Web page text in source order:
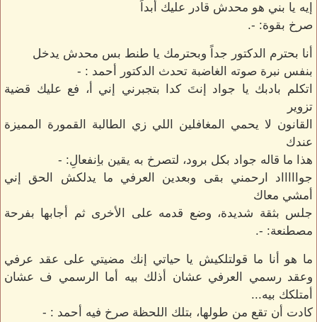
إيه يا بني هو محدش قادر عليك أبداً
صرخ بقوة: -.
أنا بحترم الدكتور جداً وبحترمك يا طنط بس محدش يدخل
بنفس نبرة صوته الغاضبة تحدث الدكتور أحمد : -
اتكلم بادبك يا جواد إنتَ كدا بتجبرني إني أ، فع عليك قضية
تزوير
القانون لا يحمي المغافلين اللي زي الطالبة القمورة المميزة
عندك
هذا ما قاله جواد بكل برود، لتصرخ به يقين باِنفعالِ: -
جواااااد ارحمني بقى وبعدين العرفي ما يدلكش الحق إني
أمشي معاك
جلس بثقة شديدة، وضع قدمه على الأخرى ثم أجابها بفرحة
مصطنعة: -.
ما هو أنا ما قولتلكيش يا حياتي إنك مضيتي على عقد عرفي
وعقد رسمي العرفي عشان أذلك بيه أما الرسمي ف عشان
أمتلكك بيه...
كادت أن تقع من طولها، بتلك اللحظة صرخ فيه أحمد : -